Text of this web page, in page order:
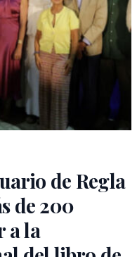
de Regla
de 200
a la